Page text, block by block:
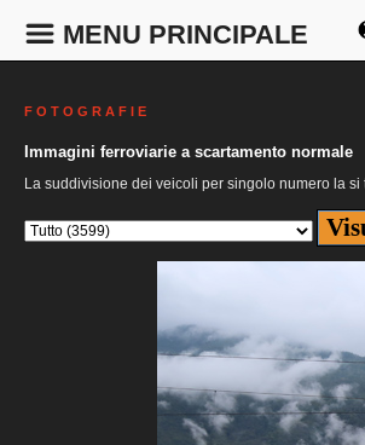
MENU PRINCIPALE
F O T O G R A F I E
Immagini ferroviarie a scartamento normale
La suddivisione dei veicoli per singolo numero la